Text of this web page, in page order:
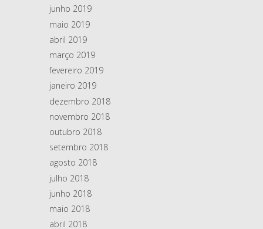
junho 2019
maio 2019
abril 2019
março 2019
fevereiro 2019
janeiro 2019
dezembro 2018
novembro 2018
outubro 2018
setembro 2018
agosto 2018
julho 2018
junho 2018
maio 2018
abril 2018